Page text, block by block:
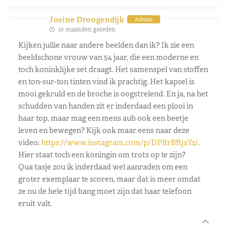
Josine Droogendijk Admin
10 maanden geleden
Kijken jullie naar andere beelden dan ik? Ik zie een
beeldschone vrouw van 54 jaar, die een moderne en
toch koninklijke set draagt. Het samenspel van stoffen
en ton-sur-ton tinten vind ik prachtig. Het kapsel is
mooi gekruld en de broche is oogstrelend. En ja, na het
schudden van handen zit er inderdaad een plooi in
haar top, maar mag een mens aub ook een beetje
leven en bewegen? Kijk ook maar eens naar deze
video:https://www.instagram.com/p/DPRrBftjaYz/.
Hier staat toch een koningin om trots op te zijn?
Qua tasje zou ik inderdaad wel aanraden om een
groter exemplaar te scoren, maar dat is meer omdat
ze nu de hele tijd bang moet zijn dat haar telefoon
eruit valt.